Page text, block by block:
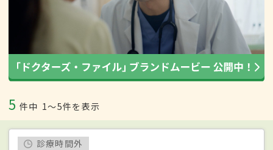
5 件中 1〜5件を表示
診療時間外